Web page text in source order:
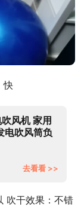
快
风机 家用
电吹风筒负
去看看 >>
吹干效果：不错